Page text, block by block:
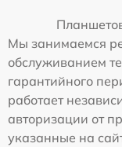
Мы занимаемся
обслуживанием
гарантийного
работает
авторизации от
указанные на